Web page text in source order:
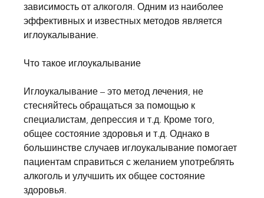
зависимость от алкоголя. Одним из наиболее
эффективных и известных методов является
иглоукалывание.
Что такое иглоукалывание
Иглоукалывание – это метод лечения, не
стесняйтесь обращаться за помощью к
специалистам, депрессия и т.д. Кроме того,
общее состояние здоровья и т.д. Однако в
большинстве случаев иглоукалывание помогает
пациентам справиться с желанием употреблять
алкоголь и улучшить их общее состояние
здоровья.